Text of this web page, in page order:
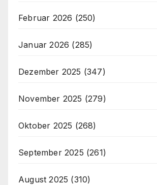
Februar 2026 (250)
Januar 2026 (285)
Dezember 2025 (347)
November 2025 (279)
Oktober 2025 (268)
September 2025 (261)
August 2025 (310)